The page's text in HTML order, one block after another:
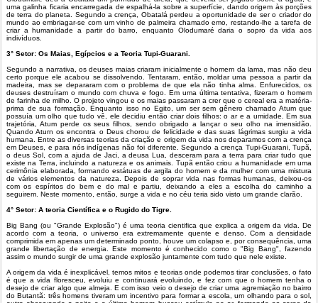
uma galinha ficaria encarregada de espalhá-la sobre a superfície, dando origem às porções
de terra do planeta. Segundo a crença, Obatalá perdeu a oportunidade de ser o criador do
mundo ao embriagar-se com um vinho de palmeira chamado emo, restando-lhe a tarefa de
criar a humanidade a partir do barro, enquanto Olodumaré daria o sopro da vida aos
indivíduos.
3° Setor: Os Maias, Egípcios e a Teoria Tupi-Guarani.
Segundo a narrativa, os deuses maias criaram inicialmente o homem da lama, mas não deu
certo porque ele acabou se dissolvendo. Tentaram, então, moldar uma pessoa a partir da
madeira, mas se depararam com o problema de que ela não tinha alma. Enfurecidos, os
deuses destruíram o mundo com chuva e fogo. Em uma última tentativa, fizeram o homem
de farinha de milho. O projeto vingou e os maias passaram a crer que o cereal era a matéria-
prima de sua formação. Enquanto isso no Egito, um ser sem gênero chamado Atum que
possuía um olho que tudo vê, ele decidiu então criar dois filhos: o ar e a umidade. Em sua
trajetória, Atum perde os seus filhos, sendo obrigado a lançar o seu olho na imensidão.
Quando Aturn os encontra o Deus chorou de felicidade e das suas lágrimas surgiu a vida
humana. Entre as diversas teorias da criação e origem da vida nos deparamos com a crença
em Deuses, e para nós indígenas não foi diferente. Segundo a crença Tupi-Guarani, Tupã,
o deus Sol, com a ajuda de Jaci, a deusa Lua, desceram para a terra para criar tudo que
existe na Terra, incluindo a natureza e os animais. Tupã então criou a humanidade em uma
cerimônia elaborada, formando estátuas de argila do homem e da mulher com uma mistura
de vários elementos da natureza. Depois de soprar vida nas formas humanas, deixou-os
com os espíritos do bem e do mal e partiu, deixando a eles a escolha do caminho a
seguirem. Neste momento, então, surge a vida e no céu teria sido visto um grande clarão.
4° Setor: A teoria Científica e o Rugido do Tigre.
Big Bang (ou "Grande Explosão") é uma teoria cientifica que explica a origem da vida. De
acordo com a teoria, o universo era extremamente quente e denso. Com a densidade
comprimida em apenas um determinado ponto, houve um colapso e, por consequência, uma
grande libertação de energia. Este momento é conhecido como o "Big Bang", fazendo
assim o mundo surgir de uma grande explosão juntamente com tudo que nele existe.
A origem da vida é inexplicável, temos mitos e teorias onde podemos tirar conclusões, o fato
é que a vida floresceu, evoluiu e continuará evoluindo, e fez com que o homem tenha o
desejo de criar algo que almeja. E com isso veio o desejo de criar uma agremiação no bairro
do Butantã: três homens tiveram um incentivo para formar a escola, um olhando para o sol,